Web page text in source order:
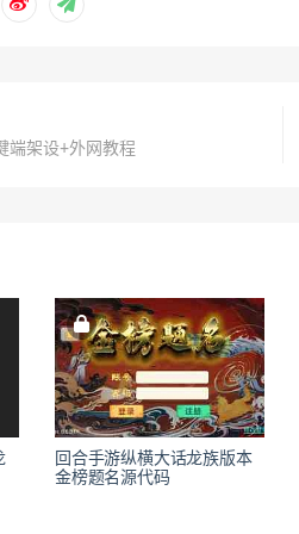
端架设+外网教程
回合手游纵横大话龙族版本
金榜题名源代码